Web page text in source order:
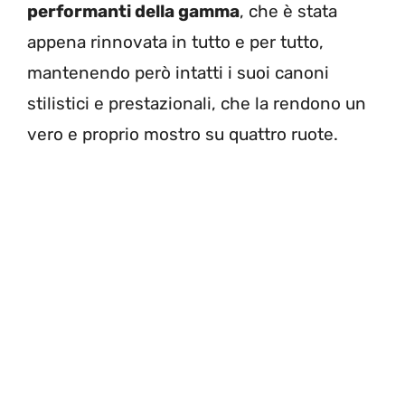
performanti della gamma, che è stata
appena rinnovata in tutto e per tutto,
mantenendo però intatti i suoi canoni
stilistici e prestazionali, che la rendono un
vero e proprio mostro su quattro ruote.